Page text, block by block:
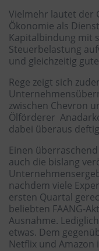
Vielmehr lautet der
Ökonomie als
Kapitalbindung mit
Steuerbelastung
und gleichzeitig
Rege zeigt sich
zwischen Chevron
Ölförderer
dabei überaus
Einen
auch die bislang
nachdem viele
ersten Quartal
beliebten FAANG-
Ausnahme.
etwas. Dem
Netflix und Amazon